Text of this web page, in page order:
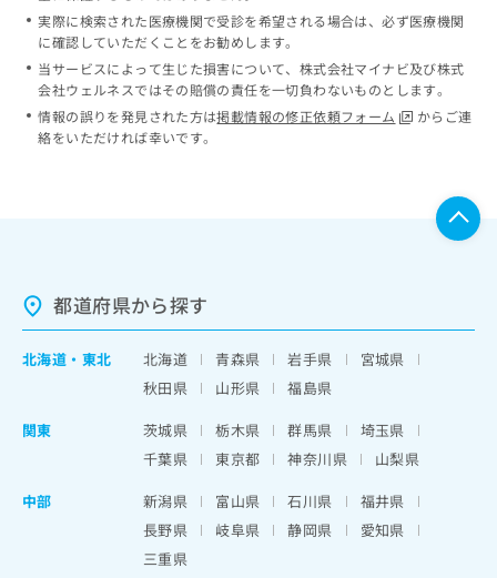
実際に検索された医療機関で受診を希望される場合は、必ず医療機関
に確認していただくことをお勧めします。
当サービスによって生じた損害について、株式会社マイナビ及び株式
会社ウェルネスではその賠償の責任を一切負わないものとします。
情報の誤りを発見された方は掲載情報の修正依頼フォーム
からご連
絡をいただければ幸いです。
都道府県から探す
北海道 ・ 東北 北海道 青森県 岩手県
宮城県
秋田県
山形県
福島県
関東
茨城県 栃木県 群馬県
埼玉県
千葉県
東京都 神奈川県
山梨県
中部
新潟県 富山県 石川県
福井県
長野県
岐阜県 静岡県
愛知県
三重県